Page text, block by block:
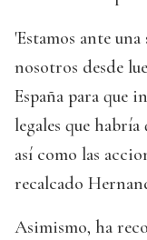
'Estamos ante
nosotros desde
España para que
legales que
así como las
recalcado
Asimismo, ha